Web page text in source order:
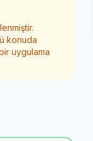
konuda
uygulama